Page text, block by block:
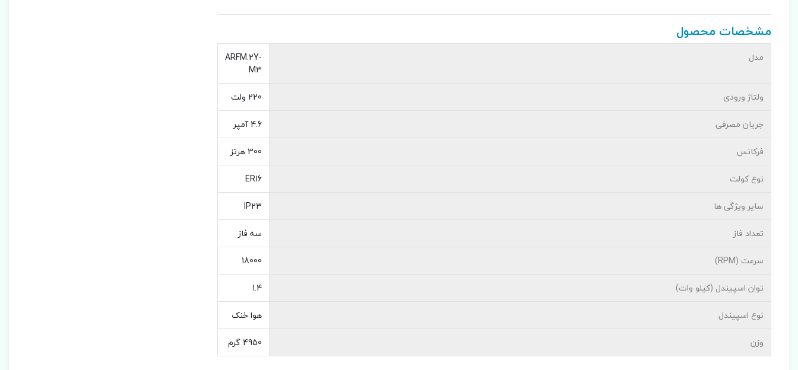
مشخصات محصول
مدل
ARFM.2Y-
M3
ولتاژ ورودی
220 ولت
جریان مصرفی
4.6 آمپر
فرکانس
300 هرتز
نوع کولت
ER16
سایر ویژگی ها
IP23
تعداد فاز
سه فاز
سرعت (RPM)
18000
توان اسپیندل (کیلو وات)
1.4
نوع اسپیندل
هوا خنک
وزن
4950 گرم